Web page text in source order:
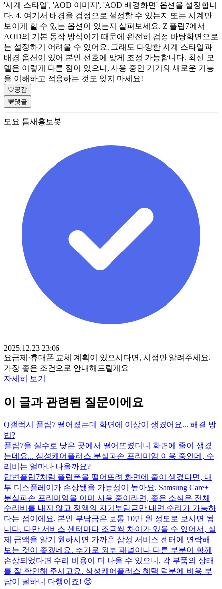
'시계 스타일', 'AOD 이미지', 'AOD 배경화면' 옵션을 설정합니
다. 4. 여기서 배경을 검정으로 설정할 수 있는지 또는 시계만
보이게 할 수 있는 옵션이 있는지 살펴보세요. Z 플립7에서
AOD의 기본 동작 방식이기 때문에 완전히 검정 바탕화면으로
는 설정하기 어려울 수 있어요. 그래도 다양한 시계 스타일과
배경 옵션이 있어 본인 선호에 맞게 조정 가능합니다. 최신 모
델은 이렇게 다른 점이 있으니, 사용 중인 기기의 새로운 기능
을 이해하고 적응하는 것도 잊지 마세요!
♡공감
💬댓글
모요 틈새홍보봇
2025.12.23 23:06
요금제·휴대폰 교체 계획이 있으시다면, 시점만 알려주세요.
가장 좋은 조건으로 안내해드릴게요
자세히 보기
이 글과 관련된 질문이에요
Q갤럭시 플립7 떨어졌는데 화면에 이상이 생겼어요... 해결 방
법?
플립7을 실수로 낮은 곳에서 떨어뜨렸더니 화면에 줄이 생겼
는데요... 삼성케어플러스 분실파손 프리미엄 이용 중인데, 수
리비는 얼마나 나올까요?
답변 플립7처럼 플립폰을 떨어뜨려 화면에 줄이 생겼다면, 내
부 디스플레이가 손상됐을 가능성이 높아요. Samsung Care+
분실파손 프리미엄을 이미 사용 중이라면, 좋은 소식은 전체
수리비를 내지 않고 정액의 자기부담금만 내면 수리가 가능하
다는 점이에요. 본인 부담금은 보통 10만 원 정도로 보시면 됩
니다. 다만 서비스 센터마다 조금씩 차이가 있을 수 있어서, 실
제 금액을 알기 원하시면 가까운 삼성 서비스 센터에 연락해
보는 것이 좋겠네요. 추가로 외부 패널이나 다른 부분이 함께
손상되었다면 수리 비용이 더 나올 수 있으니, 각 부품의 상태
를 잘 확인해 주시고요. 삼성케어플러스 혜택 덕분에 비용 부
담이 덜하니 다행이죠! 😊